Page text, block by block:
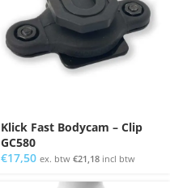
Klick Fast Bodycam – Clip
GC580
€17,50 ex. btw €21,18 incl btw